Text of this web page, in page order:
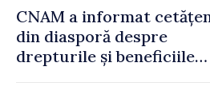
CNAM a informat
din diasporă despre
drepturile și beneficiile